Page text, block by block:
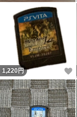
1,220 円